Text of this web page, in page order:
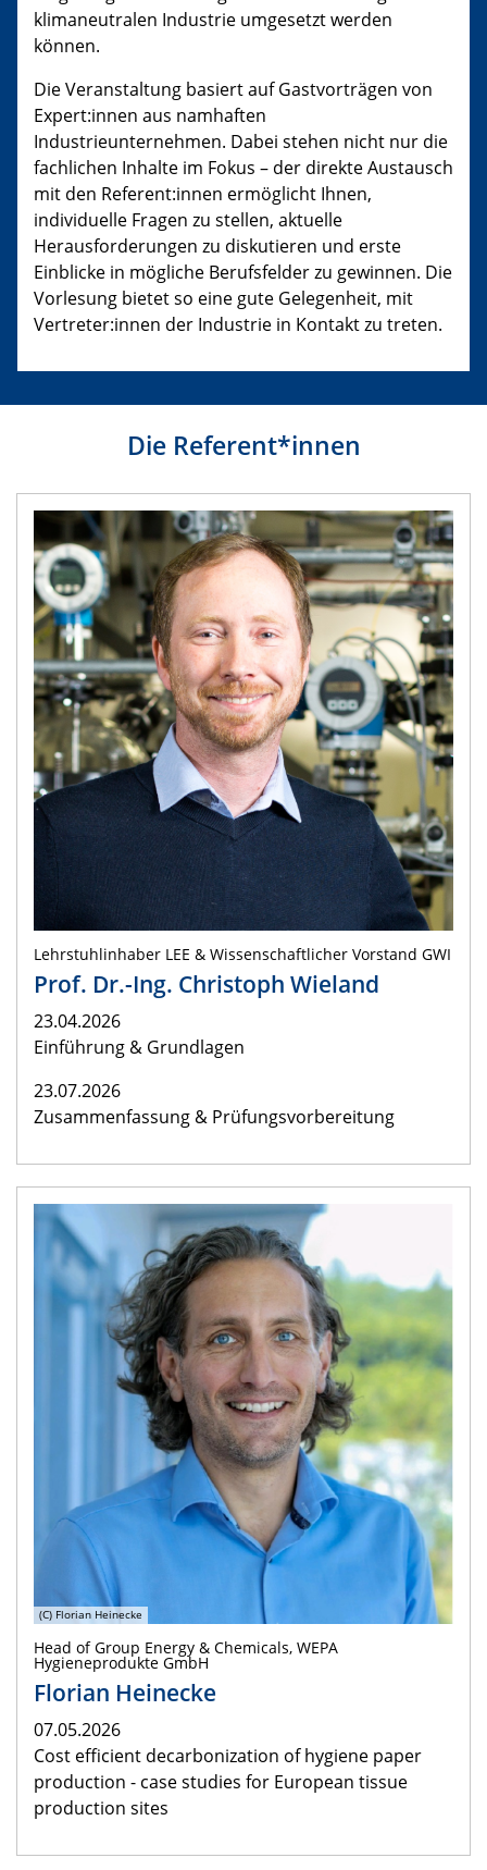
klimaneutralen Industrie umgesetzt werden
können.
Die Veranstaltung basiert auf Gastvorträgen von
Expert:innen aus namhaften
Industrieunternehmen. Dabei stehen nicht nur die
fachlichen Inhalte im Fokus – der direkte Austausch
mit den Referent:innen ermöglicht Ihnen,
individuelle Fragen zu stellen, aktuelle
Herausforderungen zu diskutieren und erste
Einblicke in mögliche Berufsfelder zu gewinnen. Die
Vorlesung bietet so eine gute Gelegenheit, mit
Vertreter:innen der Industrie in Kontakt zu treten.
Die Referent*innen
Lehrstuhlinhaber LEE & Wissenschaftlicher Vorstand GWI
Prof. Dr.-Ing. Christoph Wieland
23.04.2026
Einführung & Grundlagen
23.07.2026
Zusammenfassung & Prüfungsvorbereitung
(C) Florian Heinecke
Head of Group Energy & Chemicals, WEPA
Hygieneprodukte GmbH
Florian Heinecke
07.05.2026
Cost efficient decarbonization of hygiene paper
production - case studies for European tissue
production sites